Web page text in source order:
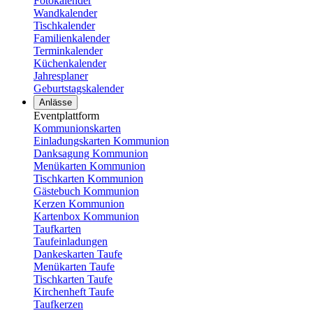
Wandkalender
Tischkalender
Familienkalender
Terminkalender
Küchenkalender
Jahresplaner
Geburtstagskalender
Anlässe
Eventplattform
Kommunionskarten
Einladungskarten Kommunion
Danksagung Kommunion
Menükarten Kommunion
Tischkarten Kommunion
Gästebuch Kommunion
Kerzen Kommunion
Kartenbox Kommunion
Taufkarten
Taufeinladungen
Dankeskarten Taufe
Menükarten Taufe
Tischkarten Taufe
Kirchenheft Taufe
Taufkerzen